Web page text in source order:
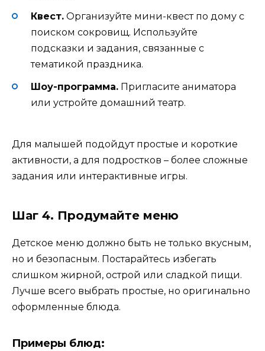
Квест. Организуйте мини-квест по дому с
поиском сокровищ. Используйте
подсказки и задания, связанные с
тематикой праздника.
Шоу-программа. Пригласите аниматора
или устройте домашний театр.
Для малышей подойдут простые и короткие
активности, а для подростков – более сложные
задания или интерактивные игры.
Шаг 4. Продумайте меню
Детское меню должно быть не только вкусным,
но и безопасным. Постарайтесь избегать
слишком жирной, острой или сладкой пищи.
Лучше всего выбрать простые, но оригинально
оформленные блюда.
Примеры блюд: